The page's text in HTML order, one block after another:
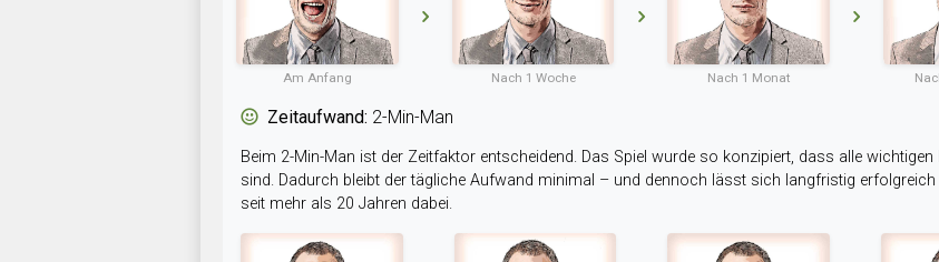
Am Anfang Nach 1 Woche Nach 1 Monat
Zeitaufwand: 2-Min-Man
Beim 2-Min-Man ist der Zeitfaktor entscheidend. Das Spiel wurde so konzipiert, dass alle
sind. Dadurch bleibt der tägliche Aufwand minimal – und dennoch lässt sich langfristig
seit mehr als 20 Jahren dabei.